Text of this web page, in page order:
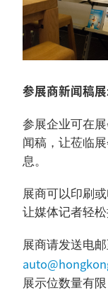
参展商新闻稿
参展企业可在
闻稿，让莅临
息。
展商可以印刷
让媒体记者轻松
展商请发送电邮
展示位数量有